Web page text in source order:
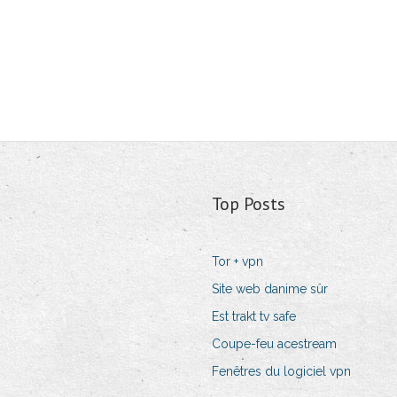
Top Posts
Tor + vpn
Site web danime sûr
Est trakt tv safe
Coupe-feu acestream
Fenêtres du logiciel vpn